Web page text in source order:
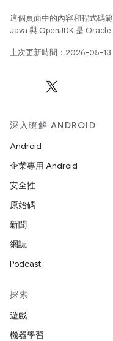
這個頁面中的內容和程式碼
Java 與 OpenJDK 是 Oracle
上次更新時間：2026-05-13
深入瞭解 ANDROID
Android
企業專用 Android
安全性
原始碼
新聞
網誌
Podcast
探索
遊戲
機器學習